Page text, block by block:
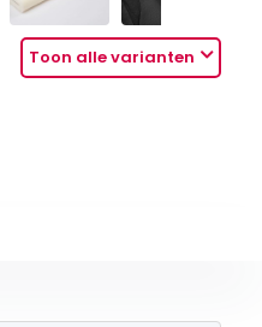
Toon alle varianten